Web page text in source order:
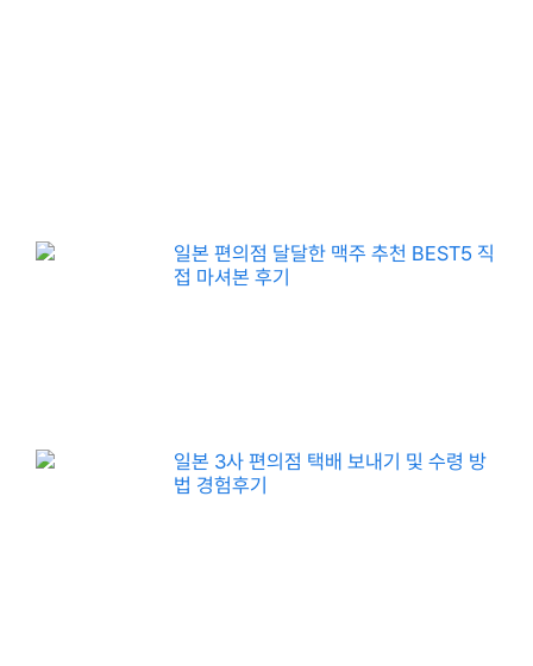
일본 편의점 달달한 맥주 추천 BEST5 직
접 마셔본 후기
일본 3사 편의점 택배 보내기 및 수령 방
법 경험후기